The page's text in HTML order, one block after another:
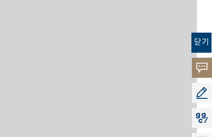
닫기
고객
소리
공모
지지